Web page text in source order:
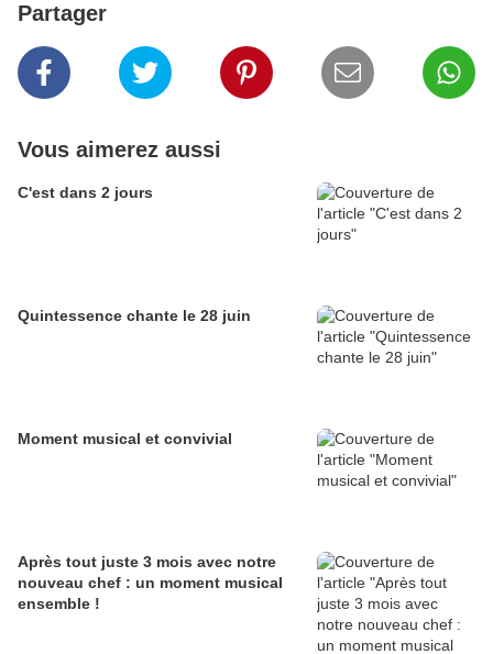
Partager
Vous aimerez aussi
C'est dans 2 jours
Quintessence chante le 28 juin
Moment musical et convivial
Après tout juste 3 mois avec notre
nouveau chef : un moment musical
ensemble !